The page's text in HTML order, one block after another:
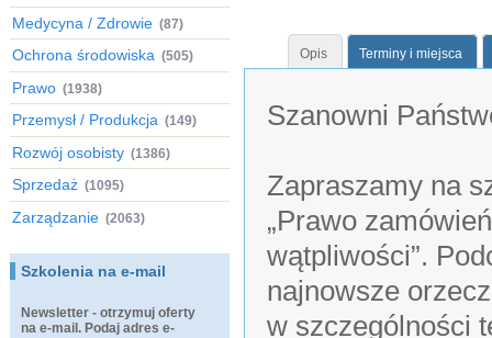
Medycyna / Zdrowie (87)
Ochrona środowiska (505)
Prawo (1938)
Przemysł / Produkcja (149)
Rozwój osobisty (1386)
Sprzedaż (1095)
Zarządzanie (2063)
Szkolenia na e-mail
Newsletter - otrzymuj oferty
na e-mail. Podaj adres e-
Opis Terminy i miejsca
Szanowni
Zapraszamy na
„Prawo
wątpliwości”.
najnowsze
w szczególności